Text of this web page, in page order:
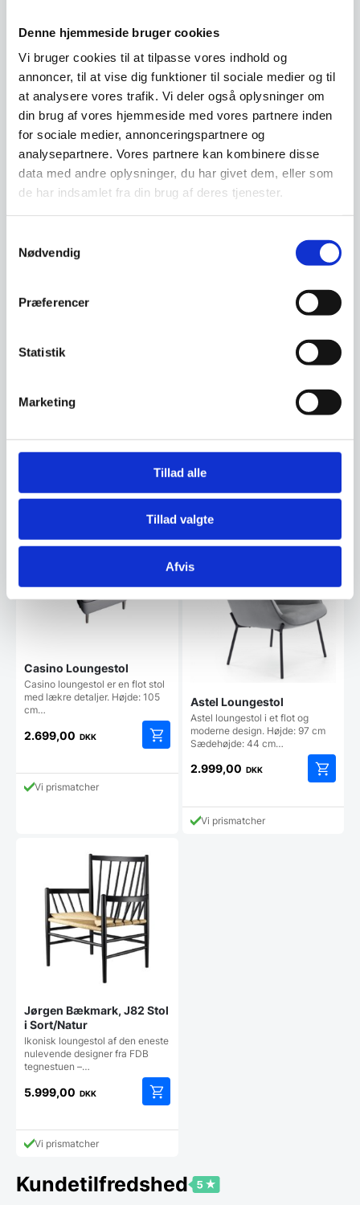
Denne hjemmeside bruger cookies
Vi bruger cookies til at tilpasse vores indhold og
annoncer, til at vise dig funktioner til sociale medier og til
at analysere vores trafik. Vi deler også oplysninger om
din brug af vores hjemmeside med vores partnere inden
for sociale medier, annonceringspartnere og
analysepartnere. Vores partnere kan kombinere disse
data med andre oplysninger, du har givet dem, eller som
de har indsamlet fra din brug af deres tjenester.
Nødvendig
Præferencer
Statistik
Marketing
Tillad alle
Tillad valgte
Afvis
Vi prismatcher - Klik her
Relaterede varer
Børge Mogensen J52G,
Gyngestol i Natur
denne gyngestol i det…
med et moderne udtryk. Højde:
Casino Loungestol
Casino loungestol er en flot stol
med lækre detaljer. Højde: 105
cm…
2.699,00 DKK
Vi prismatcher
Astel Loungestol
Astel loungestol i et flot og
moderne design. Højde: 97 cm
Sædehøjde: 44 cm…
2.999,00 DKK
Vi prismatcher
Jørgen Bækmark, J82 Stol
i Sort/Natur
Ikonisk loungestol af den eneste
nulevende designer fra FDB
tegnestuen –…
5.999,00 DKK
Vi prismatcher
Kundetilfredshed